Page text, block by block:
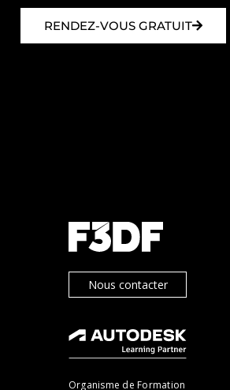
RENDEZ-VOUS GRATUIT
Nous contacter
Organisme de Formation